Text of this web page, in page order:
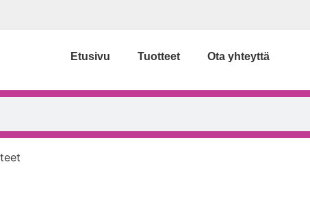
Etusivu Tuotteet Ota yhteyttä